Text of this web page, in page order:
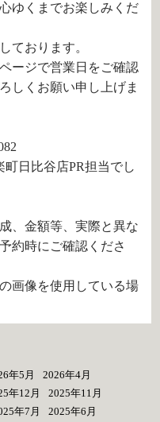
ゆくまでお楽しみくだ
ております。
ージで営業日をご確認
しくお願い申し上げま
日比谷店PR担当でし
、金額等、実際と異な
約時にご確認くださ
画像を使用している場
年5月
2026年4月
年12月
2025年11月
年7月
2025年6月